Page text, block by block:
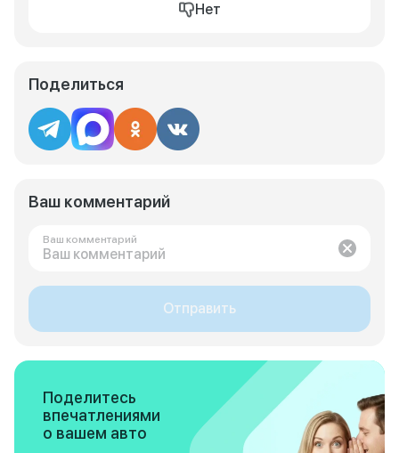
Нет
Поделиться
Ваш комментарий
Ваш комментарий
Отправить
Поделитесь
впечатлениями
о вашем авто